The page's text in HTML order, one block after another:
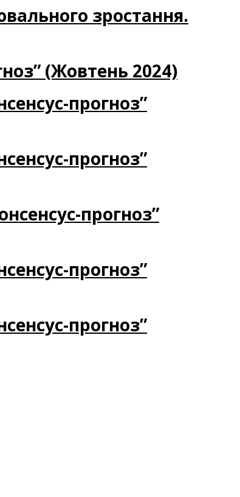
зростання.
(Жовтень 2024)
прогноз”
прогноз”
прогноз”
прогноз”
прогноз”